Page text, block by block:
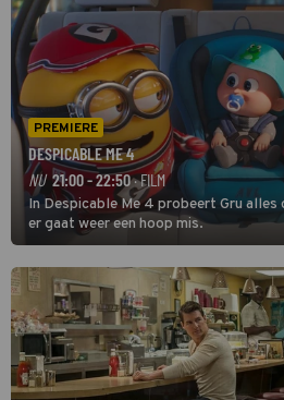
PREMIERE
DESPICABLE ME 4
NU 21:00 - 22:50· FILM
In Despicable Me 4 probeert Gru alles
er gaat weer een hoop mis.